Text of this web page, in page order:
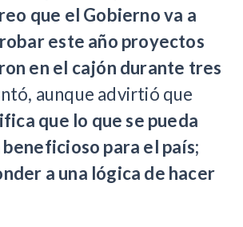
que el Gobierno va a
este año proyectos
en el cajón durante tres
aunque advirtió que
que lo que se pueda
para el país;
a una lógica de hacer